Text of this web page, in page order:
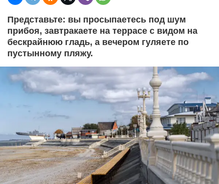
Представьте: вы просыпаетесь под шум
прибоя, завтракаете на террасе с видом на
бескрайнюю гладь, а вечером гуляете по
пустынному пляжу.